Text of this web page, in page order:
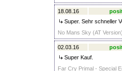
18.08.16
Super. Sehr schneller
No Mans Sky (AT
02.03.16
Super Kauf.
Far Cry Primal - Special